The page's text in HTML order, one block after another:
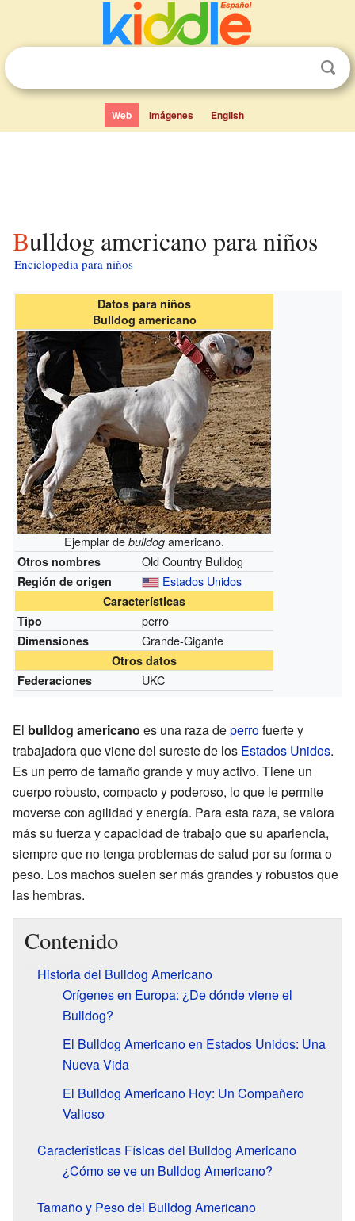
Web Imágenes English
Bulldog americano para niños
Enciclopedia para niños
Datos para niños
Bulldog americano
Ejemplar debulldog americano.
Otros nombres Old Country Bulldog
Región de origen Estados Unidos
Características
Tipo
perro
Dimensiones Grande-Gigante
Otros datos
Federaciones
UKC
El bulldog americano es una raza deperrofuerte y
trabajadora que viene del sureste de los Estados Unidos.
Es un perro de tamaño grande y muy activo. Tiene un
cuerpo robusto, compacto y poderoso, lo que le permite
moverse con agilidad y energía. Para esta raza, se valora
más su fuerza y capacidad de trabajo que su apariencia,
siempre que no tenga problemas de salud por su forma o
peso. Los machos suelen ser más grandes y robustos que
las hembras.
Contenido
Historia del Bulldog Americano
Orígenes en Europa: ¿De dónde viene el
Bulldog?
El Bulldog Americano en Estados Unidos: Una
Nueva Vida
El Bulldog Americano Hoy: Un Compañero
Valioso
Características Físicas del Bulldog Americano
¿Cómo se ve un Bulldog Americano?
Tamaño y Peso del Bulldog Americano